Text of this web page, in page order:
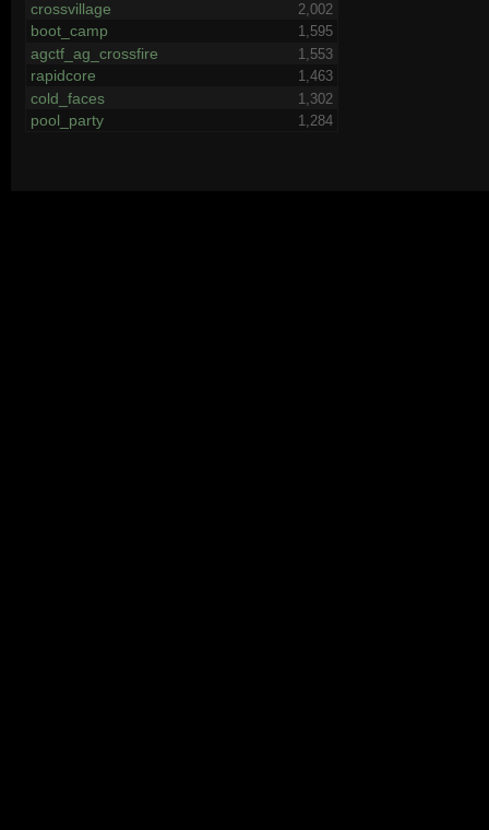
crossvillage 2,002
boot_camp 1,595
agctf_ag_crossfire 1,553
rapidcore 1,463
cold_faces 1,302
pool_party 1,284